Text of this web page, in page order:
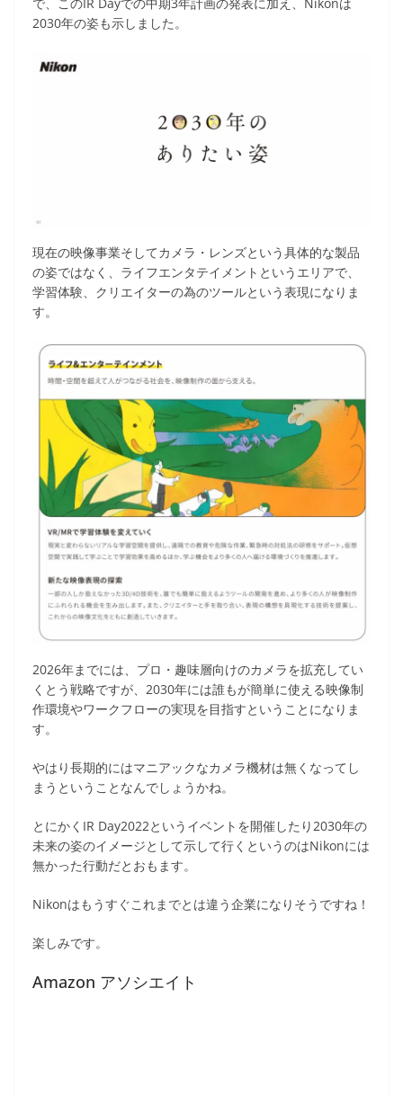
2030年の姿も示しました。
現在の映像事業そしてカメラ・レンズという具体的な製品
の姿ではなく、ライフエンタテイメントというエリアで、
学習体験、クリエイターの為のツールという表現になりま
す。
2026年までには、プロ・趣味層向けのカメラを拡充してい
くとう戦略ですが、2030年には誰もが簡単に使える映像制
作環境やワークフローの実現を目指すということになりま
す。
やはり長期的にはマニアックなカメラ機材は無くなってし
まうということなんでしょうかね。
とにかくIR Day2022というイベントを開催したり2030年の
未来の姿のイメージとして示して行くというのはNikonには
無かった行動だとおもます。
Nikonはもうすぐこれまでとは違う企業になりそうですね！
楽しみです。
Amazon アソシエイト